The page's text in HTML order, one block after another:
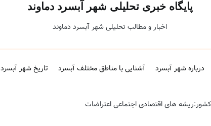
پایگاه خبری تحلیلی شهر آبسرد دماوند
اخبار و مطالب تحلیلی شهر آبسرد دماوند
درباره شهر آبسرد آشنایی با مناطق مختلف آبسرد تاریخ شهر آبسرد